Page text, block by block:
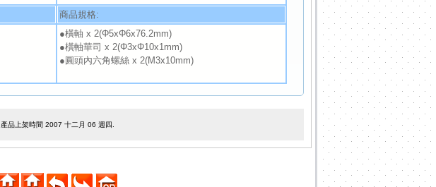
商品規格:
●橫軸 x 2(Φ5xΦ6x76.2mm)
●橫軸華司 x 2(Φ3xΦ10x1mm)
●圓頭內六角螺絲 x 2(M3x10mm)
產品上架時間 2007 十二月 06 週四.